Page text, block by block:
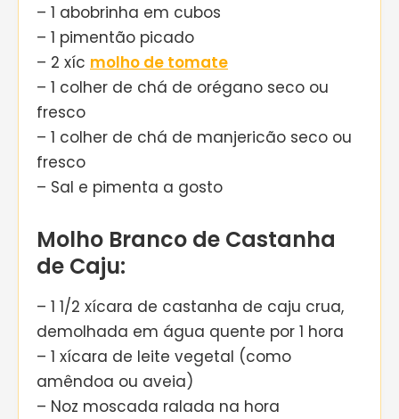
– 1 abobrinha em cubos
– 1 pimentão picado
– 2 xíc molho de tomate
– 1 colher de chá de orégano seco ou
fresco
– 1 colher de chá de manjericão seco ou
fresco
– Sal e pimenta a gosto
Molho Branco de Castanha
de Caju:
– 1 1/2 xícara de castanha de caju crua,
demolhada em água quente por 1 hora
– 1 xícara de leite vegetal (como
amêndoa ou aveia)
– Noz moscada ralada na hora